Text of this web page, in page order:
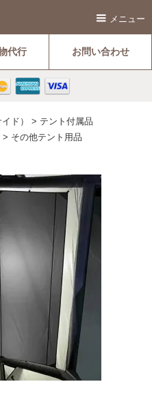
メニュー
代行 お問い合わせ
ド） > テント付属品
> その他テント用品